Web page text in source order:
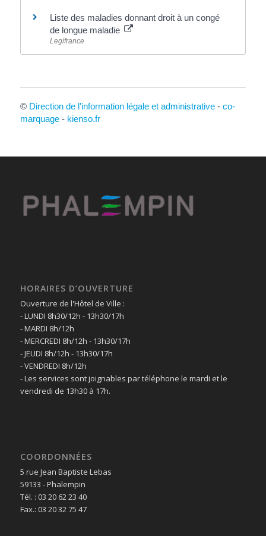
Liste des maladies donnant droit à un congé
de longue maladie
Legifrance
© Direction de l'information légale et administrative- co-
marquage- kienso.fr
HORAIRES D’OUVERTURE
Ouverture de l'Hôtel de Ville :
- LUNDI 8h30/12h - 13h30/17h
- MARDI 8h/12h
- MERCREDI 8h/12h - 13h30/17h
- JEUDI 8h/12h - 13h30/17h
- VENDREDI 8h/12h
- Les services sont joignables par téléphone le mardi et le
vendredi de 13h30 à 17h.
COORDONNÉES
5 rue Jean Baptiste Lebas
59133 - Phalempin
Tél. : 03 20 62 23 40
Fax.: 03 20 32 75 47